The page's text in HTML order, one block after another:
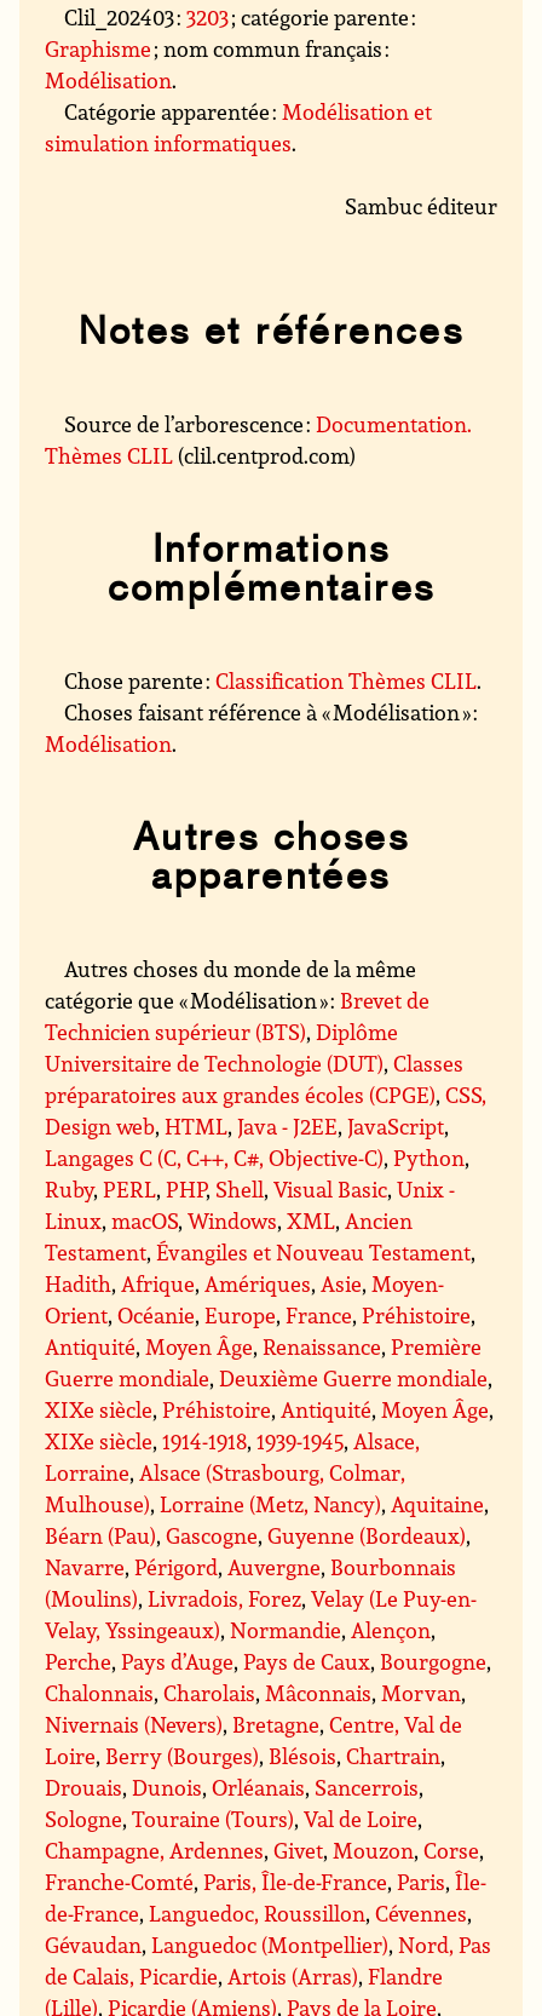
Clil_202403 :3203; catégorie parente :
Graphisme; nom commun français :
Modélisation.
Catégorie apparentée : Modélisation et
simulation informatiques.
Sambuc éditeur
Notes et références
Source de l’arborescence :Documentation.
Thèmes CLIL (clil.centprod.com)
Informations
complémentaires
Chose parente :Classification Thèmes CLIL.
Choses faisant référence à « Modélisation » :
Modélisation.
Autres choses
apparentées
Autres choses du monde de la même
catégorie que « Modélisation » : Brevet de
Technicien supérieur (BTS),Diplôme
Universitaire de Technologie (DUT),Classes
préparatoires aux grandes écoles (CPGE),CSS,
Design web,HTML,Java - J2EE,JavaScript,
Langages C (C, C++, C#, Objective-C),Python,
Ruby,PERL,PHP, Shell,Visual Basic,Unix -
Linux,macOS,Windows,XML, Ancien
Testament,Évangiles et Nouveau Testament,
Hadith, Afrique, Amériques, Asie, Moyen-
Orient,Océanie,Europe,France,Préhistoire,
Antiquité, Moyen Âge,Renaissance,Première
Guerre mondiale,Deuxième Guerre mondiale,
XIXe siècle,Préhistoire, Antiquité, Moyen Âge,
XIXe siècle,1914-1918,1939-1945, Alsace,
Lorraine, Alsace (Strasbourg, Colmar,
Mulhouse),Lorraine (Metz, Nancy), Aquitaine,
Béarn (Pau),Gascogne,Guyenne (Bordeaux),
Navarre,Périgord, Auvergne, Bourbonnais
(Moulins),Livradois, Forez,Velay (Le Puy-en-
Velay, Yssingeaux),Normandie, Alençon,
Perche,Pays d’Auge,Pays de Caux, Bourgogne,
Chalonnais,Charolais, Mâconnais, Morvan,
Nivernais (Nevers), Bretagne,Centre, Val de
Loire, Berry (Bourges), Blésois,Chartrain,
Drouais,Dunois,Orléanais, Sancerrois,
Sologne,Touraine (Tours),Val de Loire,
Champagne, Ardennes,Givet, Mouzon,Corse,
Franche-Comté,Paris, Île-de-France,Paris,Île-
de-France,Languedoc, Roussillon,Cévennes,
Gévaudan,Languedoc (Montpellier),Nord, Pas
de Calais, Picardie, Artois (Arras),Flandre
(Lille),Picardie (Amiens),Pays de la Loire,